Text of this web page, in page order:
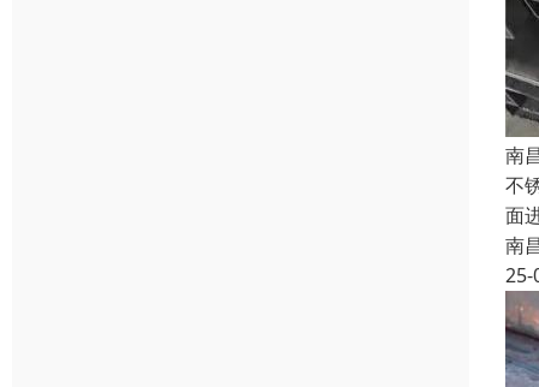
南
不
面
南
25-